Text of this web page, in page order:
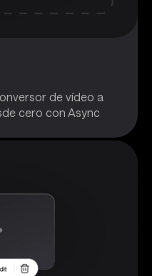
de vídeo a
cero con Async